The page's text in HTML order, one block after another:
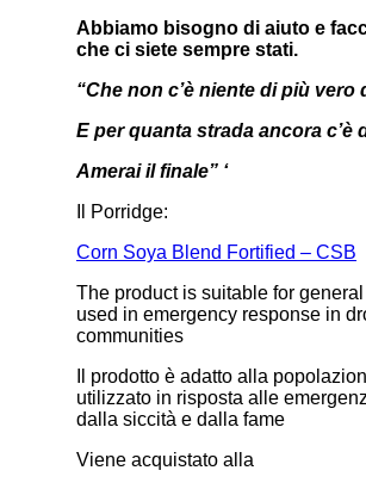
Abbiamo bisogno di aiuto e
che ci siete sempre stati.
“Che non c’è niente di più vero
E per quanta strada ancora c’è
Amerai il finale” ‘
Il Porridge:
Corn Soya Blend Fortified – CSB
The product is suitable for
used in emergency response in
communities
Il prodotto è adatto alla
utilizzato in risposta alle
dalla siccità e dalla fame
Viene acquistato alla